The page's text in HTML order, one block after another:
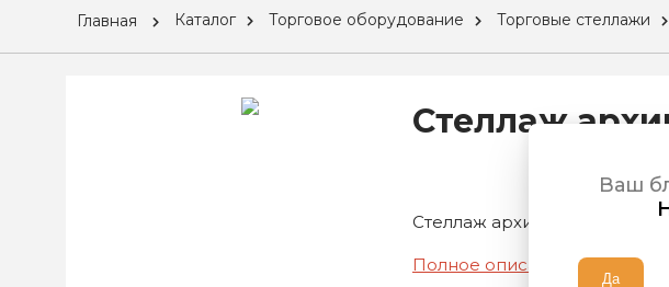
Главная Каталог Торговое оборудование Торговые стеллажи
Стеллаж
Стеллаж архивный СТ-
Полное описание
Ваш